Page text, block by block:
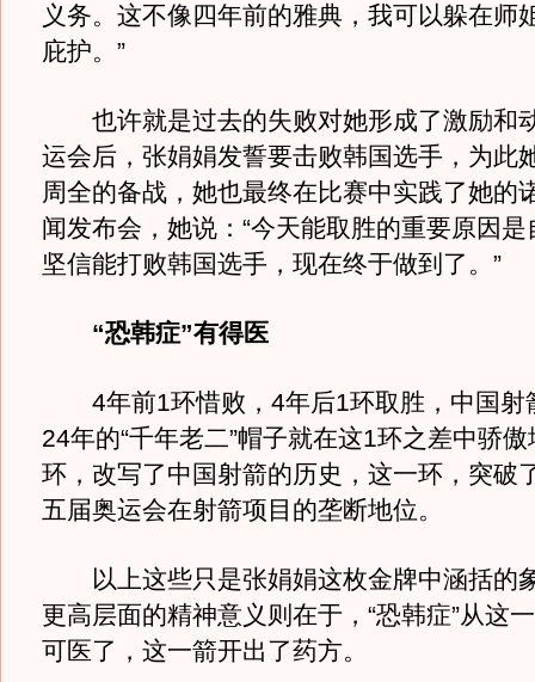
义务。这不像四年前的雅典，我可以躲在师
庇护。”
也许就是过去的失败对她形成了激励和
运会后，张娟娟发誓要击败韩国选手，为此
周全的备战，她也最终在比赛中实践了她的
闻发布会，她说：“今天能取胜的重要原因
坚信能打败韩国选手，现在终于做到了。”
“恐韩症”有得医
4年前1环惜败，4年后1环取胜，中国射
24年的“千年老二”帽子就在这1环之差中骄
环，改写了中国射箭的历史，这一环，突破
五届奥运会在射箭项目的垄断地位。
以上这些只是张娟娟这枚金牌中涵括的
更高层面的精神意义则在于，“恐韩症”从这
可医了，这一箭开出了药方。